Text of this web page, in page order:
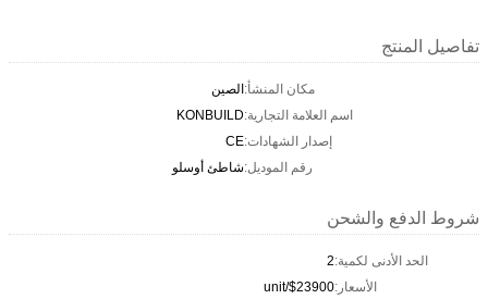
تفاصيل المنتج
مكان المنشأ:الصين
اسم العلامة التجارية:KONBUILD
إصدار الشهادات:CE
رقم الموديل:شاطئ أوسلو
شروط الدفع والشحن
الحد الأدنى لكمية:2
الأسعار:$23900/unit